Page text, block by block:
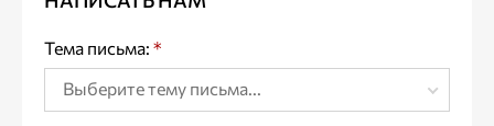
Тема письма: *
Выберите тему письма...